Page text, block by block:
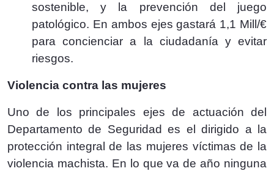
sostenible, y la prevención del juego
patológico. En ambos ejes gastará 1,1 Mill/€
para concienciar a la ciudadanía y evitar
riesgos.
Violencia contra las mujeres
Uno de los principales ejes de actuación del
Departamento de Seguridad es el dirigido a la
protección integral de las mujeres víctimas de la
violencia machista. En lo que va de año ninguna